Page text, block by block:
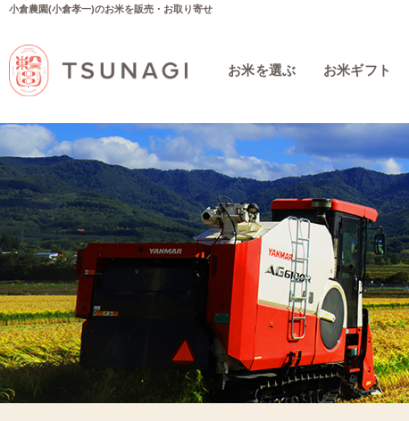
小倉農園(小倉孝一)のお米を販売・お取り寄せ
お米を選ぶ お米ギフト